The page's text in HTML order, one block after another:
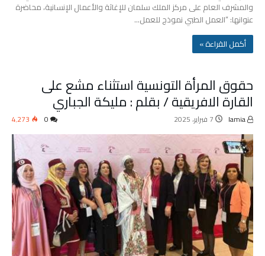
والمشرف العام على مركز الملك سلمان للإغاثة والأعمال الإنسانية، محاضرة
عنوانها: “العمل الطبي نموذج للعمل…
‫أكمل القراءة »‬
حقوق المرأة التونسية استثناء مشع على
القارة الافريقية / بقلم : مليكة الجباري
7 فبراير، 2025 4٬273